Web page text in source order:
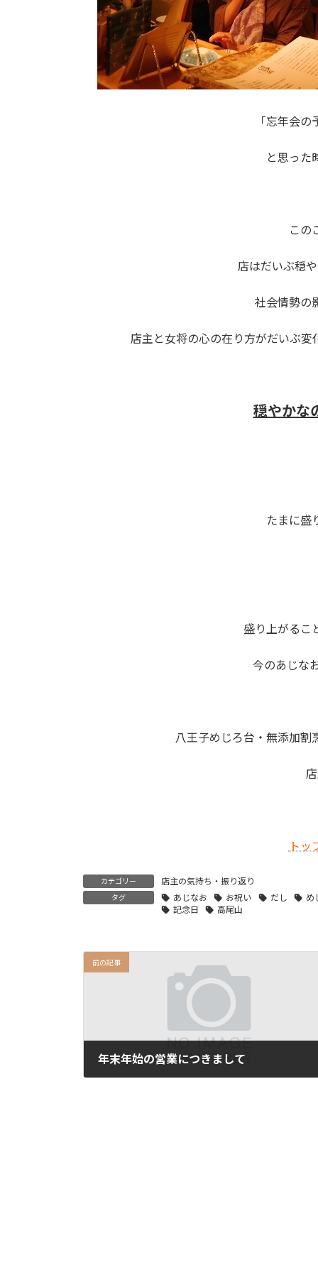
「忘年会
と思った
この
店はだいぶ穏
社会情勢の
店主と女将の心の在り方がだいぶ
穏やかな
たまに盛
盛り上がるこ
今のあじな
八王子めじろ台・無添加
トッ
カテゴリー 店主の気持ち・振り返り
タグ あじなお お祝い だし
め
記念日
高尾山
前の記事
年末年始の営業につきまして